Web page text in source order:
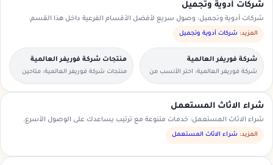
شركات أدوية وتجميل
شركات أدوية وتجميل: وصول سريع لأفضل الأقسام الفرعية داخل هذا القسم.
المزيد: شركات أدوية وتجميل
شركة فوريفر العالمية
شركة فوريفر العالمية: اختر الأنسب من
العروض المتاحة في منطقتك.
منتجات شركة فوريفر العالمية
منتجات شركة فوريفر العالمية: متاحين
للطلبات العاجلة والحجوزات المسبقة.
شراء الاثاث المستعمل
شراء الاثاث المستعمل: خدمات متنوعة مع ترتيب يساعدك على الوصول الأسرع.
المزيد: شراء الاثاث المستعمل